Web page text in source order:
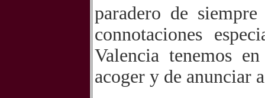
paradero de
connotaciones
Valencia tenemos
acoger y de anunciar